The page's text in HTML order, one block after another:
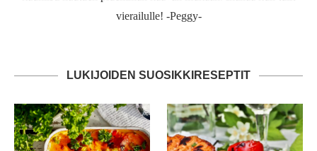
vierailulle! -Peggy-
LUKIJOIDEN SUOSIKKIRESEPTIT